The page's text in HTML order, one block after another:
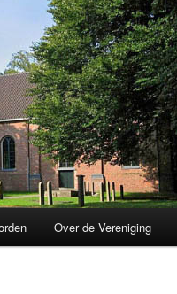
Over de Vereniging